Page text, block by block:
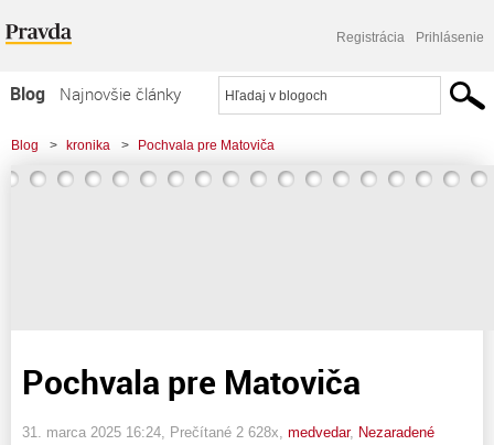
Registrácia Prihlásenie
Blog
Najnovšie články
Najčítanejšie články
Najkomentovanejšie články
Blog > kronika > Pochvala pre Matoviča
Pochvala pre Matoviča
31. marca 2025 16:24 , Prečítané 2 628x, medvedar, Nezaradené